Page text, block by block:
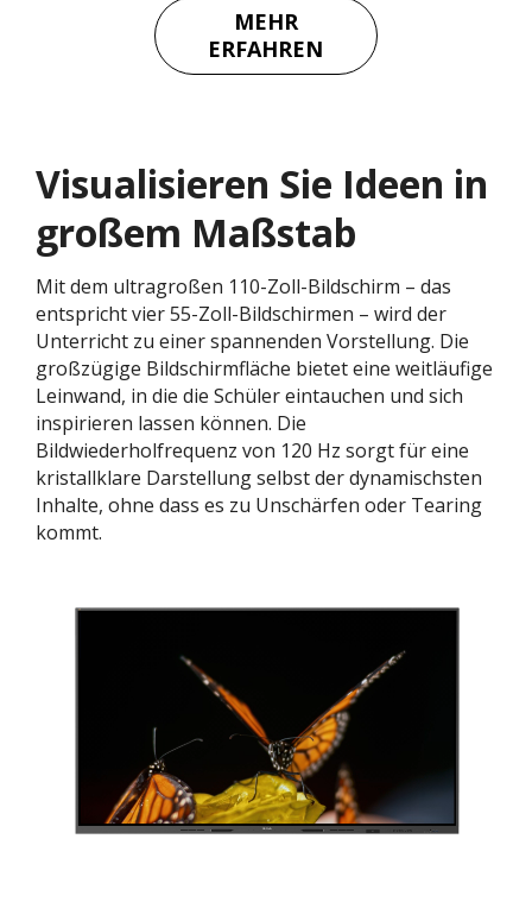
MEHR
ERFAHREN
Visualisieren Sie Ideen in
großem Maßstab
Mit dem ultragroßen 110-Zoll-Bildschirm – das
entspricht vier 55-Zoll-Bildschirmen – wird der
Unterricht zu einer spannenden Vorstellung. Die
großzügige Bildschirmfläche bietet eine weitläufige
Leinwand, in die die Schüler eintauchen und sich
inspirieren lassen können. Die
Bildwiederholfrequenz von 120 Hz sorgt für eine
kristallklare Darstellung selbst der dynamischsten
Inhalte, ohne dass es zu Unschärfen oder Tearing
kommt.